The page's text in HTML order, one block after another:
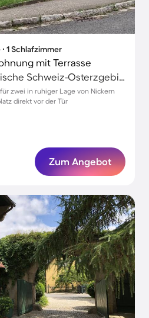
1 Schlafzimmer
mit Terrasse
Bannewitz, Sächsische Schweiz-Osterzgebirge, Deutschland
zwei in ruhiger Lage von Nickern
direkt vor der Tür
Zum Angebot